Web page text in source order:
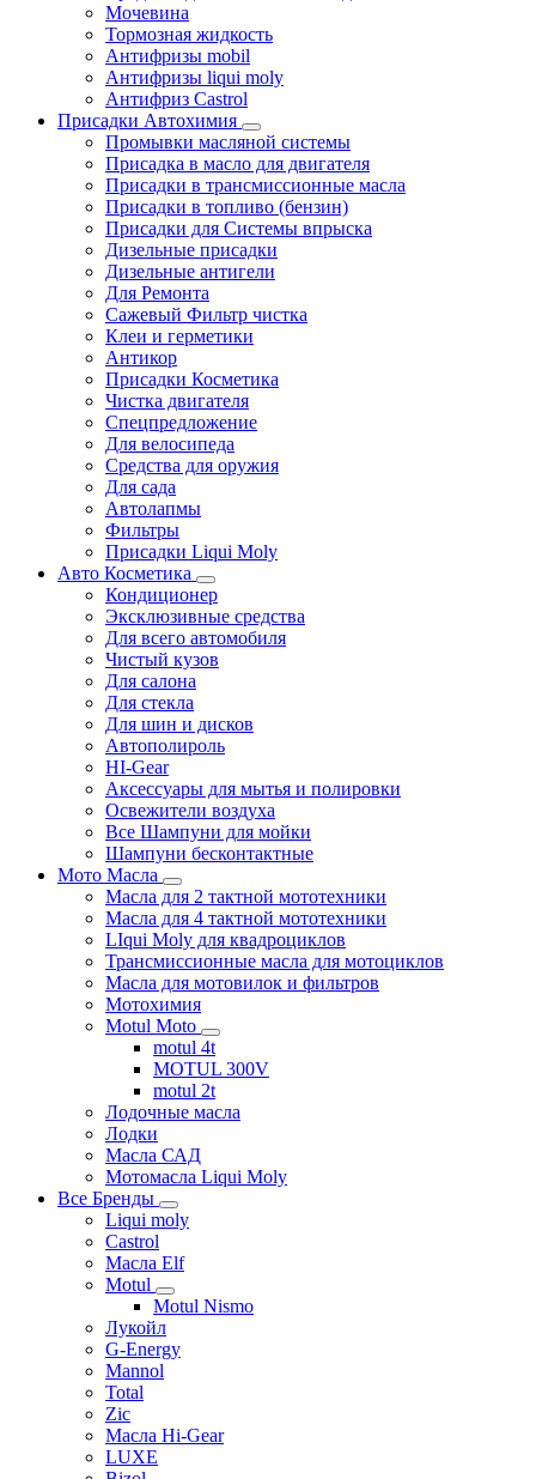
Мочевина
Тормозная жидкость
Антифризы mobil
Антифризы liqui moly
Антифриз Castrol
Присадки Автохимия
Промывки масляной системы
Присадка в масло для двигателя
Присадки в трансмиссионные масла
Присадки в топливо (бензин)
Присадки для Системы впрыска
Дизельные присадки
Дизельные антигели
Для Ремонта
Сажевый Фильтр чистка
Клеи и герметики
Антикор
Присадки Косметика
Чистка двигателя
Спецпредложение
Для велосипеда
Средства для оружия
Для сада
Автолапмы
Фильтры
Присадки Liqui Moly
Авто Косметика
Кондиционер
Эксклюзивные средства
Для всего автомобиля
Чистый кузов
Для салона
Для стекла
Для шин и дисков
Автополироль
HI-Gear
Аксессуары для мытья и полировки
Освежители воздуха
Все Шампуни для мойки
Шампуни бесконтактные
Мото Масла
Масла для 2 тактной мототехники
Масла для 4 тактной мототехники
LIqui Moly для квадроциклов
Трансмиссионные масла для мотоциклов
Масла для мотовилок и фильтров
Мотохимия
Motul Moto
motul 4t
MOTUL 300V
motul 2t
Лодочные масла
Лодки
Масла САД
Мотомасла Liqui Moly
Все Бренды
Liqui moly
Castrol
Масла Elf
Motul
Motul Nismo
Лукойл
G-Energy
Mannol
Total
Zic
Масла Hi-Gear
LUXE